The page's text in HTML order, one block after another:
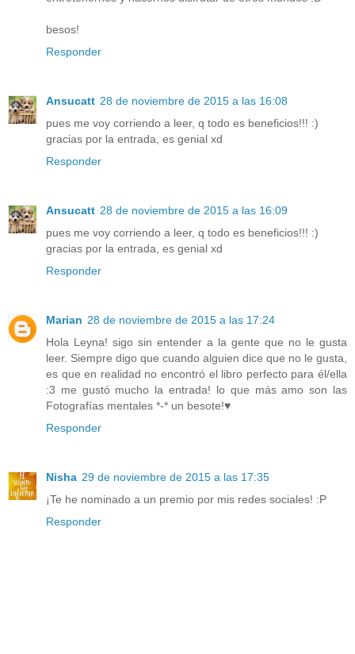
besos!
Responder
Ansucatt 28 de noviembre de 2015 a las 16:08
pues me voy corriendo a leer, q todo es beneficios!!! :)
gracias por la entrada, es genial xd
Responder
Ansucatt 28 de noviembre de 2015 a las 16:09
pues me voy corriendo a leer, q todo es beneficios!!! :)
gracias por la entrada, es genial xd
Responder
Marian 28 de noviembre de 2015 a las 17:24
Hola Leyna! sigo sin entender a la gente que no le gusta
leer. Siempre digo que cuando alguien dice que no le gusta,
es que en realidad no encontró el libro perfecto para él/ella
:3 me gustó mucho la entrada! lo que más amo son las
Fotografías mentales *-* un besote!♥
Responder
Nisha 29 de noviembre de 2015 a las 17:35
¡Te he nominado a un premio por mis redes sociales! :P
Responder